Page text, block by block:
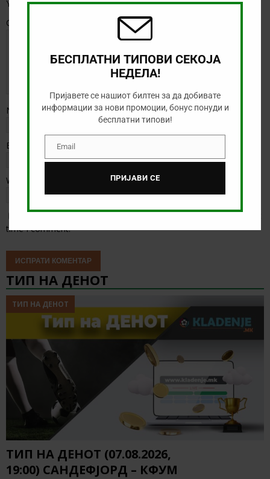
Your email address will not be published.
Comment
Name
Email
Website
Save my name, email, and website in this browser for the next
time I comment.
ТИП НА ДЕНОТ
ТИП НА ДЕНОТ
ТИП НА ДЕНОТ (07.08.2026,
19:00) САНДЕФЈОРД – КФУМ
БЕСПЛАТНИ ТИПОВИ СЕКОЈА
НЕДЕЛА!
Пријавете се нашиот билтен за да добивате
информации за нови промоции, бонус понуди и
бесплатни типови!
EmailEmail
ПРИЈАВИ СЕ